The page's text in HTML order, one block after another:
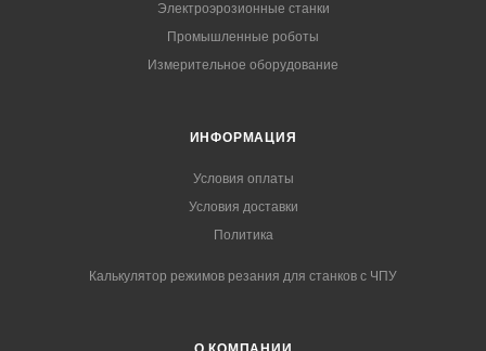
Электроэрозионные станки
Промышленные роботы
Измерительное оборудование
ИНФОРМАЦИЯ
Условия оплаты
Условия доставки
Политика
Калькулятор режимов резания для станков с ЧПУ